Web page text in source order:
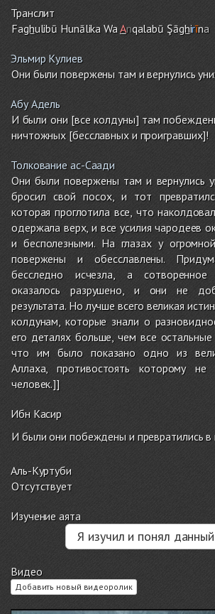
Транслит
Faghulibū Hunālika WaAnqalabū Şāghirīna
Эльмир Кулиев
Они были повержены там и вернулись
Абу Адель
И были они [все колдуны] там
ничтожных [бесславных и проигравших]!
Толкование ас-Саади
Они были повержены там и вернулись
бросил свой посох, и тот
которая проглотила все, что
одержала верх, и все усилия чародеев
и бесполезными. На глазах у
повержены и обесславлены.
бесследно исчезла, а
оказалось разрушено, и они не
результата. Но лучше всего великая
колдунам, которые знали о
его деталях больше, чем все
что им было показано одно из
Аллаха, противостоять которому
человек.]]
Ибн Касир
И были они побеждены и превратились
Аль-Куртуби
Отсутствует
Изучение аята
Я изучил и понял
Видео
Добавить новый видеоролик